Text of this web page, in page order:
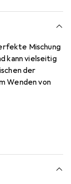
Mischung
kann vielseitig
der
Wenden von